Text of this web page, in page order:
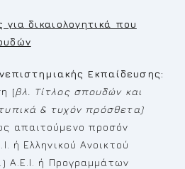
για δικαιολογητικά που
Εκπαίδευσης:
[βλ. Τίτλος σπουδών και
& τυχόν πρόσθετα)
απαιτούμενο προσόν
ή Ελληνικού Ανοικτού
Α.Ε.Ι. ή Προγραμμάτων